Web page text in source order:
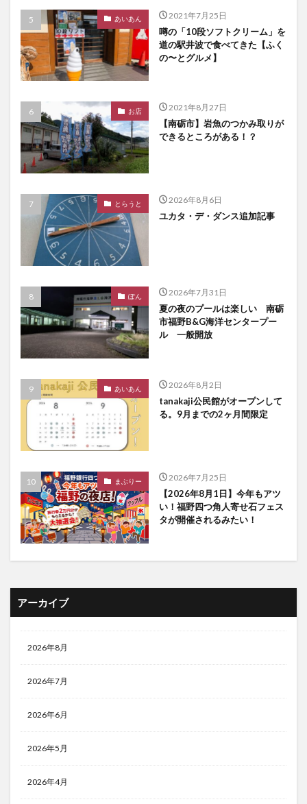
あいあん 2021年7月25日
噂の「10段ソフトクリーム」を
道の駅井波で食べてきた【ふく
の〜とグルメ】
お店 2021年8月27日
【南砺市】岩魚のつかみ取りが
できるところがある！？
とらうと 2026年8月6日
ユカタ・デ・ダンス追加記事
ぽん 2026年7月31日
夏の夜のプールは楽しい 南砺
市福野B&G海洋センタープー
ル 一般開放
あいあん 2026年8月2日
tanakaji公民館がオープンして
る。9月までの2ヶ月間限定
まぶりー 2026年7月25日
【2026年8月1日】今年もアツ
い！福野四つ角人寄せ石フェス
タが開催されるみたい！
アーカイブ
2026年8月
2026年7月
2026年6月
2026年5月
2026年4月